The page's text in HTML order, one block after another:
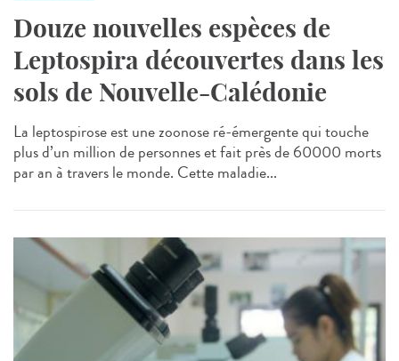
Douze nouvelles espèces de
Leptospira découvertes dans les
sols de Nouvelle-Calédonie
La leptospirose est une zoonose ré-émergente qui touche
plus d’un million de personnes et fait près de 60000 morts
par an à travers le monde. Cette maladie...